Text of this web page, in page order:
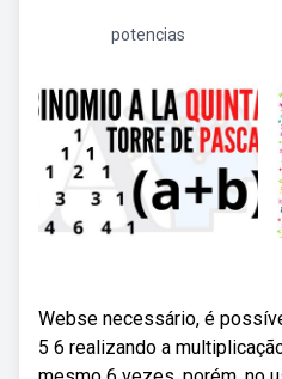
potencias
Webse necessário, é
5 6 realizando a